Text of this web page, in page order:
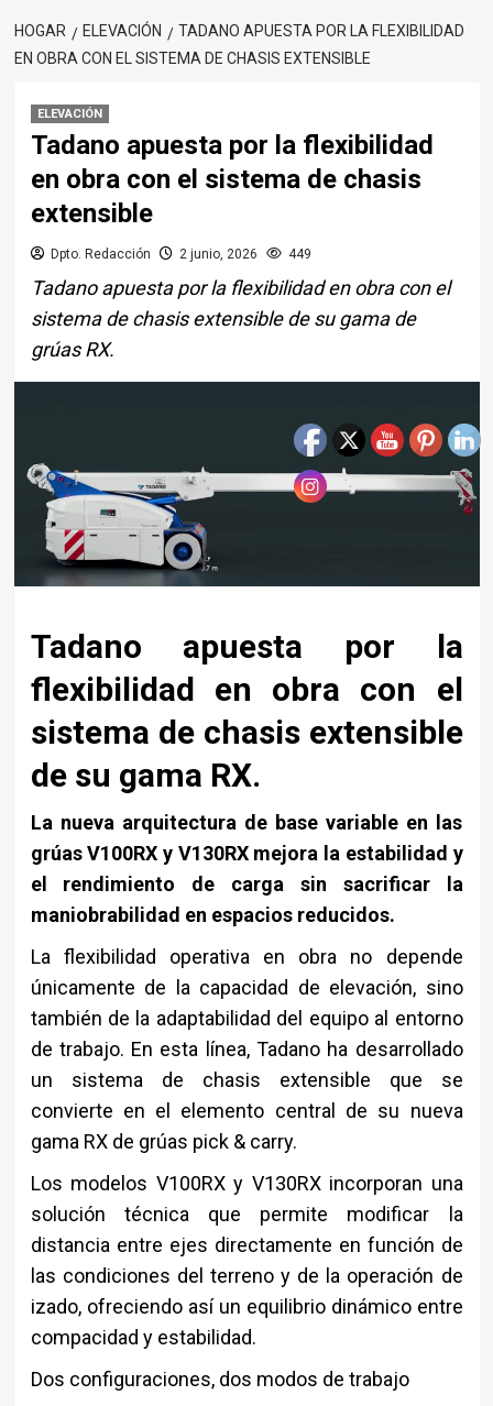
HOGAR ELEVACIÓN
TADANO APUESTA POR LA FLEXIBILIDAD
EN OBRA CON EL SISTEMA DE CHASIS EXTENSIBLE
ELEVACIÓN
Tadano apuesta por la flexibilidad
en obra con el sistema de chasis
extensible
Dpto. Redacción 2 junio, 2026 449
Tadano apuesta por la flexibilidad en obra con el
sistema de chasis extensible de su gama de
grúas RX.
Tadano apuesta por la
flexibilidad en obra con el
sistema de chasis extensible
de su gama RX.
La nueva arquitectura de base variable en las
grúas V100RX y V130RX mejora la estabilidad y
el rendimiento de carga sin sacrificar la
maniobrabilidad en espacios reducidos.
La flexibilidad operativa en obra no depende
únicamente de la capacidad de elevación, sino
también de la adaptabilidad del equipo al entorno
de trabajo. En esta línea, Tadano ha desarrollado
un sistema de chasis extensible que se
convierte en el elemento central de su nueva
gama RX de grúas pick & carry.
Los modelos V100RX y V130RX incorporan una
solución técnica que permite modificar la
distancia entre ejes directamente en función de
las condiciones del terreno y de la operación de
izado, ofreciendo así un equilibrio dinámico entre
compacidad y estabilidad.
Dos configuraciones, dos modos de trabajo